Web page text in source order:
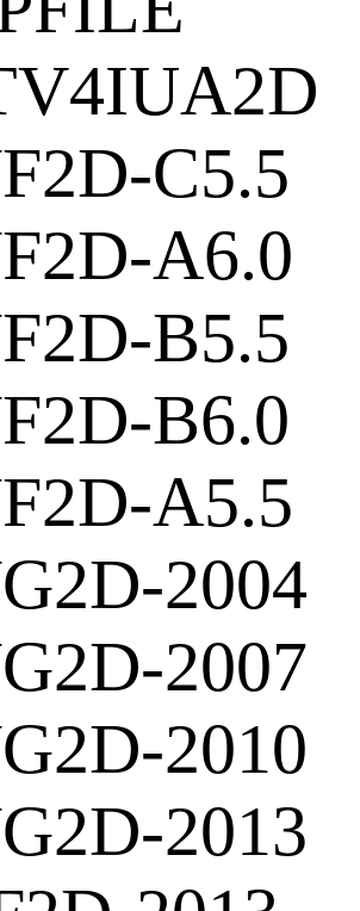
C5.5
A6.0
B5.5
B6.0
A5.5
2004
2007
2010
2013